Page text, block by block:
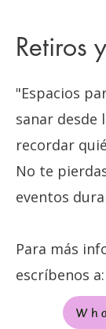
Retiros
"Espacios
sanar desde
recordar
No te
eventos
Para más
escríbenos a: